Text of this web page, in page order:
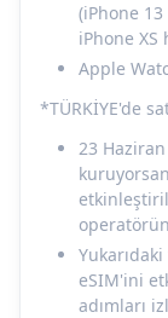
(iPhone
iPhone XS
Apple
*TÜRKİYE'de
23
eSIM'ini
adımları